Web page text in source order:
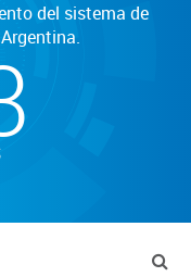
del sistema de